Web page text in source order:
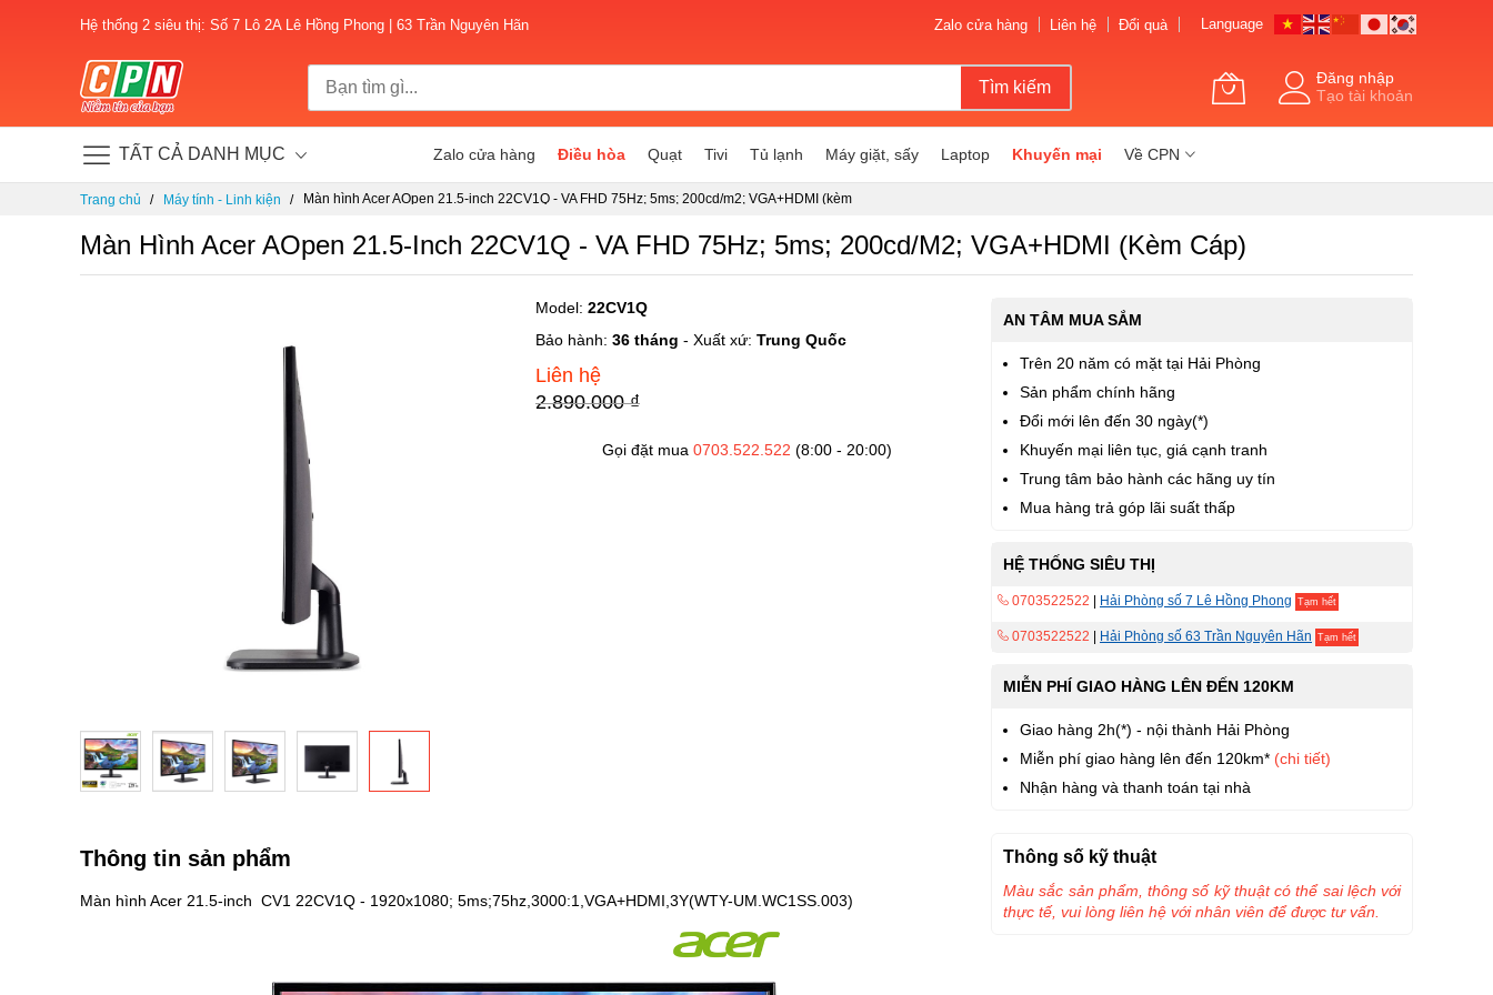
Hệ thống 2 siêu thị: Số 7 Lô 2A Lê Hồng Phong | 63 Trần Nguyên Hãn Zalo cửa hàng Liên hệ Đổi quà Language
TẤT CẢ DANH MỤC
Tìm kiếm
Đăng nhập
Tạo tài khoản
Zalo cửa hàng Điều hòa Quạt Tivi Tủ lạnh Máy giặt, sấy Laptop Khuyến mại Về CPN
Trang chủ Máy tính - Linh kiện
Màn hình Acer AOpen 21.5-inch 22CV1Q - VA FHD 75Hz; 5ms; 200cd/m2; VGA+HDMI (kèm
Màn Hình Acer AOpen 21.5-Inch 22CV1Q - VA FHD 75Hz; 5ms; 200cd/m2; VGA+HDMI (kèm Cáp)
phần
của
Model: 22CV1Q
Bảo hành: 36 tháng - Xuất xứ: Trung Quốc
Liên hệ
2.890.000 ₫
Gọi đặt mua 0703.522.522 (8:00 - 20:00)
AN TÂM MUA SẮM
Trên 20 năm có mặt tại Hải Phòng
Sản phẩm chính hãng
Đổi mới lên đến 30 ngày(*)
Khuyến mại liên tục, giá cạnh tranh
Trung tâm bảo hành các hãng uy tín
Mua hàng trả góp lãi suất thấp
HỆ THỐNG SIÊU THỊ
0703522522 Hải Phòng số 7 Lê Hồng Phong Tạm hết
0703522522 Hải Phòng số 63 Trần Nguyên Hãn Tạm hết
MIỄN PHÍ GIAO HÀNG LÊN ĐẾN 120KM
Giao hàng 2h(*) - nội thành Hải Phòng
Miễn phí giao hàng lên đến 120km* (chi tiết)
Nhận hàng và thanh toán tại nhà
Thông tin sản phẩm
Màn hình Acer 21.5-inch CV1 22CV1Q - 1920x1080; 5ms;75hz,3000:1,VGA+HDMI,3Y(WTY-UM.WC1SS.003)
Thông số kỹ thuật
Màu sắc sản phẩm, thông số kỹ thuật có thể sai lệch với
thực tế, vui lòng liên hệ với nhân viên để được tư vấn.